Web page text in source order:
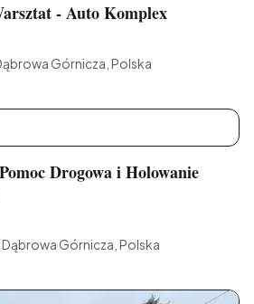
- Auto Komplex
Górnicza, Polska
Drogowa i Holowanie
Górnicza, Polska